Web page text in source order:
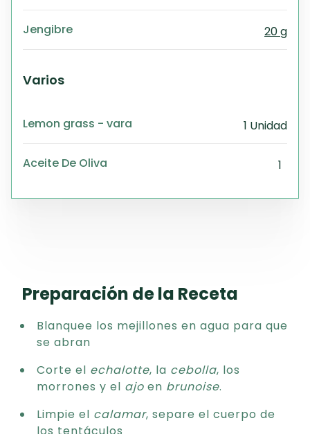
Jengibre 20 g
Varios
Lemon grass - vara 1 Unidad
Aceite De Oliva 1
Preparación de la Receta
Blanquee los mejillones en agua para que
se abran
Corte el echalotte, la cebolla, los
morrones y el ajo en brunoise.
Limpie el calamar, separe el cuerpo de
los tentáculos